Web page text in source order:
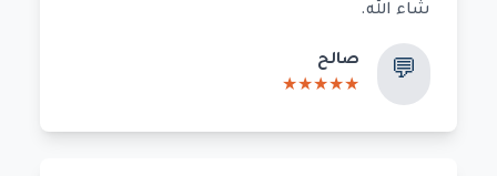
شاء الله.
💬
صالح
★
★
★
★
★